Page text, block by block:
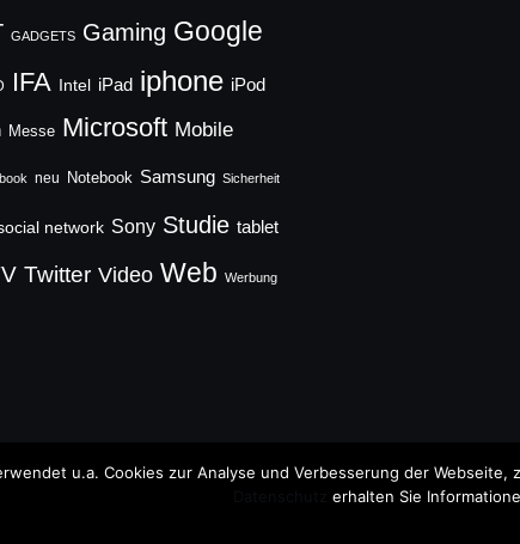
GADGETS Gaming Google
IFA Intel iPad iphone iPod
Messe Microsoft Mobile
neu Notebook Samsung Sicherheit
network Sony Studie tablet
Twitter Video Web Werbung
TechFieber Blog
u.a. Cookies zur Analyse und Verbesserung der
erhalten Sie